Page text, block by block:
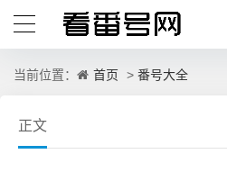
当前位置： 首页 > 番号大全
正文